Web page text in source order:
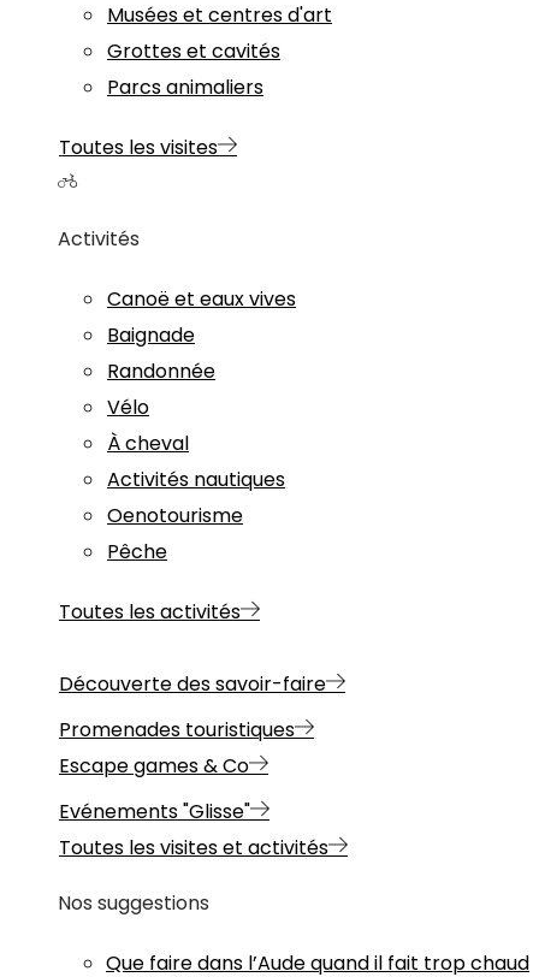
Musées et centres d'art
Grottes et cavités
Parcs animaliers
Toutes les visites
Activités
Canoë et eaux vives
Baignade
Randonnée
Vélo
À cheval
Activités nautiques
Oenotourisme
Pêche
Toutes les activités
Découverte des savoir-faire
Promenades touristiques
Escape games & Co
Evénements "Glisse"
Toutes les visites et activités
Nos suggestions
Que faire dans l’Aude quand il fait trop chaud